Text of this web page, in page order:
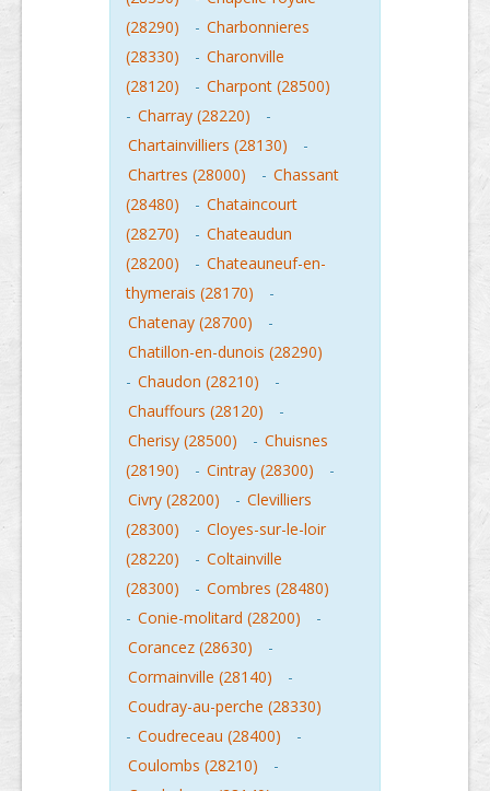
(28290)
- Charbonnieres
(28330)
- Charonville
(28120)
- Charpont (28500)
- Charray (28220)
-
Chartainvilliers (28130)
-
Chartres (28000)
- Chassant
(28480)
- Chataincourt
(28270)
- Chateaudun
(28200)
- Chateauneuf-en-
thymerais (28170)
-
Chatenay (28700)
-
Chatillon-en-dunois (28290)
- Chaudon (28210)
-
Chauffours (28120)
-
Cherisy (28500)
- Chuisnes
(28190)
- Cintray (28300)
-
Civry (28200)
- Clevilliers
(28300)
- Cloyes-sur-le-loir
(28220)
- Coltainville
(28300)
- Combres (28480)
- Conie-molitard (28200)
-
Corancez (28630)
-
Cormainville (28140)
-
Coudray-au-perche (28330)
- Coudreceau (28400)
-
Coulombs (28210)
-